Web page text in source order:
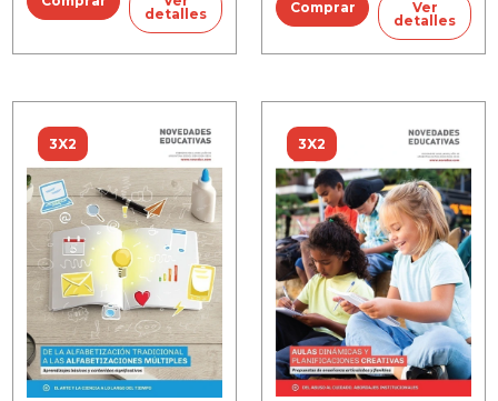
detalles
Ver
detalles
3X2 3X2